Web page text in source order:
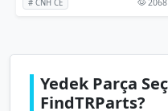
# CNH CE
Yedek Parça
FindTRParts?